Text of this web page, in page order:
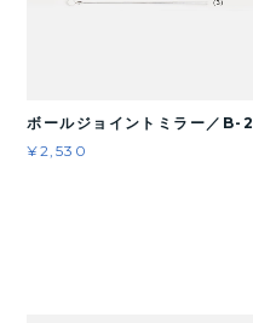
ボールジョイントミラー／B-2
¥2,530